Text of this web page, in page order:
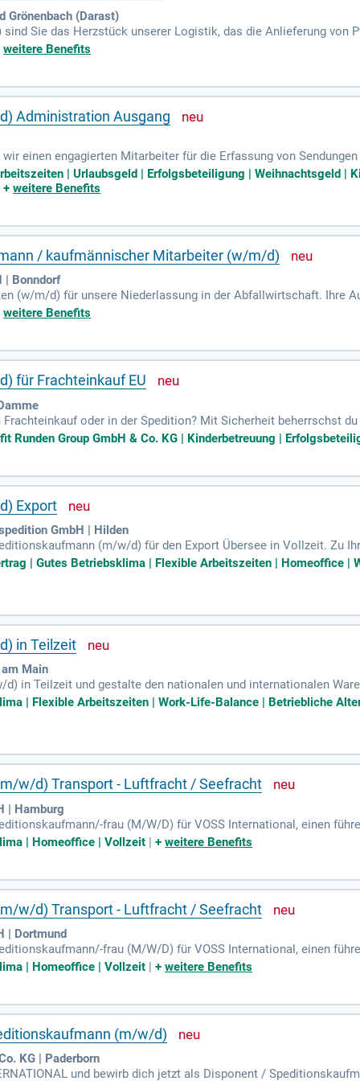
Grönenbach (Darast)
Sie das Herzstück unserer Logistik, das die Anlieferung von
und Koordination unserer Fuhrpark-Touren, sowohl intern
sind. Zudem arbeiten Sie eng mit unserem Vertrieb zusammen,
tragen Sie zu unserem gemeinsamen Erfolg bei!
weitere Benefits
Administration Ausgang
einen engagierten Mitarbeiter für die Erfassung von Sendungen
das Yardmanagement sowie die enge Zusammenarbeit mit
bordieren Ladelisten mit Sendungsdaten an die
und Logistikdienstleistung ist Voraussetzung. Idealerweise
Deutschkenntnisse (C2) sowie gute Englischkenntnisse (B1).
13:00 Uhr, runden unser Angebot ab.
| Urlaubsgeld | Erfolgsbeteiligung | Weihnachtsgeld |
+weitere Benefits
/ kaufmännischer Mitarbeiter (w/m/d)
| Bonndorf
(w/m/d) für unsere Niederlassung in der Abfallwirtschaft. Ihre
Einsammeltouren und die Dokumentation von
zwingend notwendig. Teamfähigkeit, Belastbarkeit und
und ein offenes, faires Arbeitsumfeld, das die
weitere Benefits
für Frachteinkauf EU
oder in der Spedition? Mit Sicherheit beherrschst
verantwortungsvolle Arbeitsweise und dein Überblick
Englisch ist ein Muss, weitere Sprachen wie Polnisch oder
Organisations- sowie Verhandlungsgeschick. Werde Teil eines
setzt, um gemeinsam erfolgreich in die Zukunft zu gehen.
Runden Group GmbH & Co. KG | Kinderbetreuung |
Export
GmbH | Hilden
(m/w/d) für den Export Übersee in Vollzeit. Zu
und Seefrachtsendungen sowie die Erstellung exportrelevanter
Behörden sowie Geschäftspartnern. Voraussetzung ist eine
und eine interessante berufliche
| Gutes Betriebsklima | Flexible Arbeitszeiten | Homeoffice |
in Teilzeit
Main
in Teilzeit und gestalte den nationalen und internationalen
der Verpackung sowie die Erstellung notwendiger
in der Zollabwicklung mit. Zudem sind Kenntnisse in ATLAS
Logistikprozesse schätzt und fördert.
| Flexible Arbeitszeiten | Work-Life-Balance | Betriebliche
w/d) Transport - Luftfracht / Seefracht
| Hamburg
frau (M/W/D) für VOSS International, einen
Sie unser Team mit über 80 Mitarbeitern und gestalten Sie
national und international. Sie beraten unsere Kunden
in Europas Industriezentren unterstützen wir Ihre
das Ihre Talente fördert und Herausforderungen
| Homeoffice | Vollzeit |+weitere Benefits
w/d) Transport - Luftfracht / Seefracht
| Dortmund
frau (M/W/D) für VOSS International, einen
wir die Logistik der Zukunft und bieten Lösungen im
in Europa. Ihre Aufgabe umfasst die Entwicklung
verkaufen Sie nicht nur Produkte, sondern präsentieren
Sie uns auf dem Expansionskurs in ganz Europa!
| Homeoffice | Vollzeit |+weitere Benefits
(m/w/d)
KG | Paderborn
und bewirb dich jetzt als Disponent /